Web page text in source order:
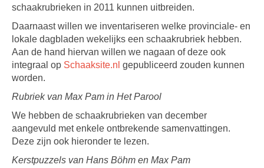
schaakrubrieken in 2011 kunnen uitbreiden.
Daarnaast willen we inventariseren welke provinciale- en
lokale dagbladen wekelijks een schaakrubriek hebben.
Aan de hand hiervan willen we nagaan of deze ook
integraal op Schaaksite.nl gepubliceerd zouden kunnen
worden.
Rubriek van Max Pam in Het Parool
We hebben de schaakrubrieken van december
aangevuld met enkele ontbrekende samenvattingen.
Deze zijn ook hieronder te lezen.
Kerstpuzzels van Hans Böhm en Max Pam